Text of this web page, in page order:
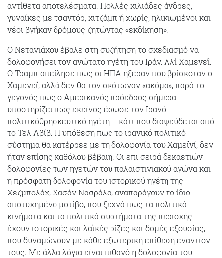
αντίθετα αποτελέσματα. Πολλές χιλιάδες άνδρες,
γυναίκες με τσαντόρ, χιτζάμπ ή χωρίς, ηλικιωμένοι και
νέοι βγήκαν δρόμους ζητώντας «εκδίκηση».
Ο Νετανιάχου έβαλε στη συζήτηση το σχεδιασμό να
δολοφονήσει τον ανώτατο ηγέτη του Ιράν, Αλί Χαμενεΐ.
Ο Τραμπ απείλησε πως οι ΗΠΑ ήξεραν που βρίσκοταν ο
Χαμενεΐ, αλλά δεν θα τον σκότωναν «ακόμα», παρά το
γεγονός πως ο Αμερικανός πρόεδρος σήμερα
υποστηρίζει πως εκείνος έσωσε τον Ιρανό
πολιτικόθρησκευτικό ηγέτη – κάτι που διαψεύδεται από
το Τελ Αβίβ. Η υπόθεση πως το ιρανικό πολιτικό
σύστημα θα κατέρρεε με τη δολοφονία του Χαμεϊνί, δεν
ήταν επίσης καθόλου βέβαιη. Οι επι σειρά δεκαετιών
δολοφονίες των ηγετών του παλαιστινιακού αγώνα και
η πρόσφατη δολοφονία του ιστορικού ηγέτη της
Χεζμπολάχ, Χασάν Νασράλα, αναπαράγουν το ίδιο
αποτυχημένο μοτίβο, που ξεχνά πως τα πολιτικά
κινήματα και τα πολιτικά συστήματα της περιοχής
έχουν ιστορικές και λαϊκές ρίζες και δομές εξουσίας,
που δυναμώνουν με κάθε εξωτερική επίθεση εναντίον
τους. Με άλλα λόγια είναι πιθανό η δολοφονία του